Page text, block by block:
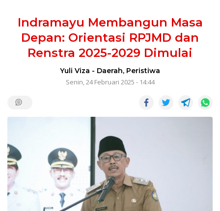
Indramayu Membangun Masa
Depan: Orientasi RPJMD dan
Renstra 2025-2029 Dimulai
Yuli Viza - Daerah, Peristiwa
Senin, 24 Februari 2025 - 14:44